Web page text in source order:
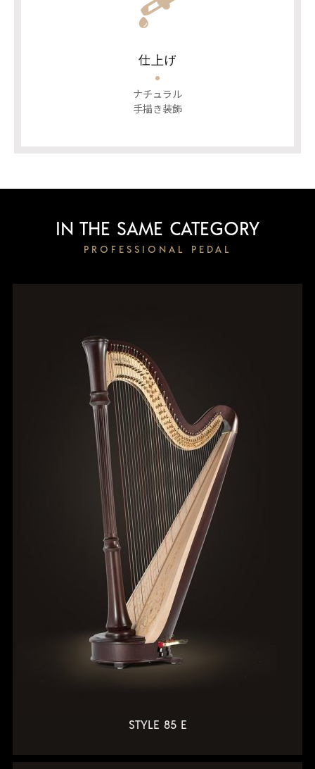
仕上げ
ナチュラル
手描き装飾
IN THE SAME CATEGORY
PROFESSIONAL PEDAL
STYLE 85 E